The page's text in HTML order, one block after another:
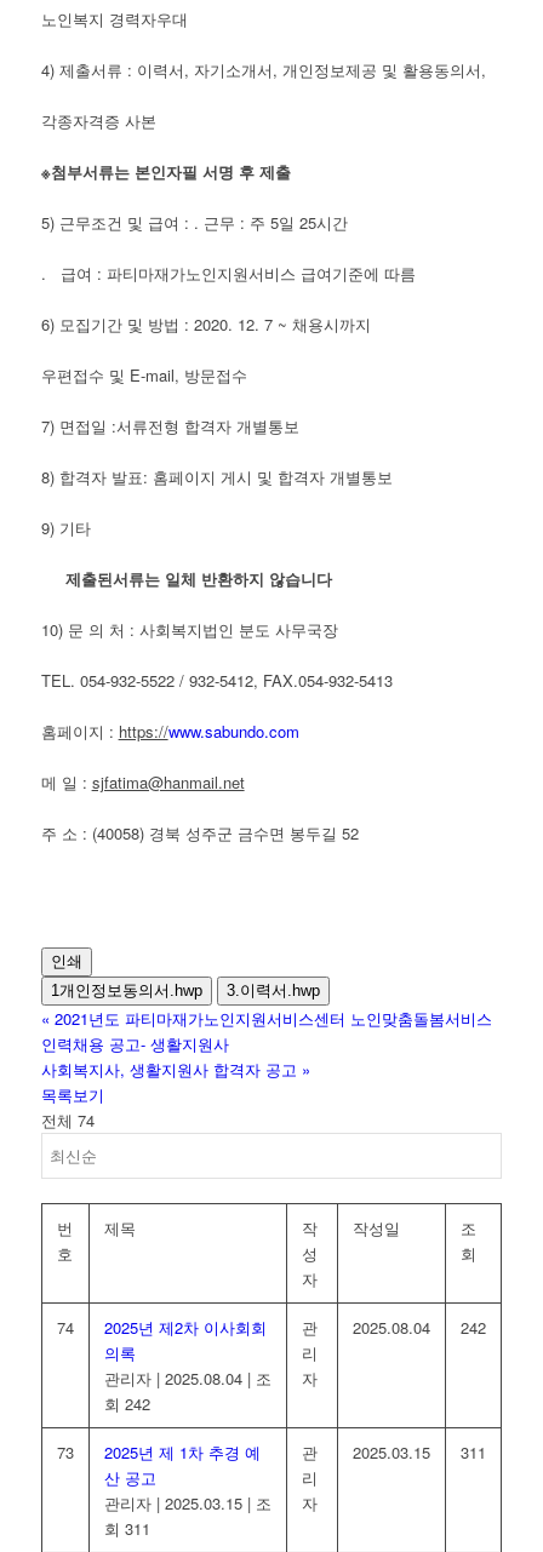
노인복지 경력자우대
4) 제출서류 : 이력서, 자기소개서, 개인정보제공 및 활용동의서,
각종자격증 사본
※첨부서류는 본인자필 서명 후 제출
5) 근무조건 및 급여 : . 근무 : 주 5일 25시간
. 급여 : 파티마재가노인지원서비스 급여기준에 따름
6) 모집기간 및 방법 : 2020. 12. 7 ~ 채용시까지
우편접수 및 E-mail, 방문접수
7) 면접일 :서류전형 합격자 개별통보
8) 합격자 발표: 홈페이지 게시 및 합격자 개별통보
9) 기타
제출된서류는 일체 반환하지 않습니다
10) 문 의 처 : 사회복지법인 분도 사무국장
TEL. 054-932-5522 / 932-5412, FAX.054-932-5413
홈페이지 : https://www.sabundo.com
메 일 : sjfatima@hanmail.net
주 소 : (40058) 경북 성주군 금수면 봉두길 52
인쇄
1개인정보동의서.hwp
3.이력서.hwp
« 2021년도 파티마재가노인지원서비스센터 노인맞춤돌봄서비스
인력채용 공고- 생활지원사
사회복지사, 생활지원사 합격자 공고 »
목록보기
전체 74
번
호
제목
작
성
자
작성일
조
회
74
2025년 제2차 이사회회
의록
관리자 | 2025.08.04 | 조
회 242
관
리
자
2025.08.04 242
73
2025년 제 1차 추경 예
산 공고
관리자 | 2025.03.15 | 조
회 311
관
리
자
2025.03.15 311